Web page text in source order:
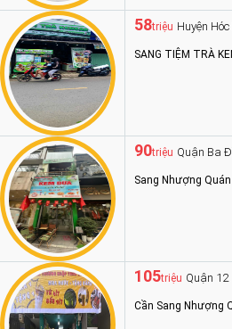
58triệu Huyện Hóc
SANG TIỆM TRÀ
90triệu Quận Ba
Sang Nhượng
105triệu Quận 12
Cần Sang Nhượng